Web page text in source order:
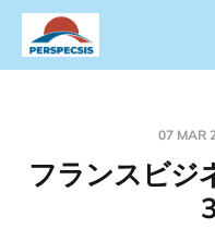
07 MAR
フランスビジ